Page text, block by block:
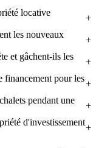
locative
les nouveaux
et gâchent-ils les
financement pour les
pendant une
d'investissement